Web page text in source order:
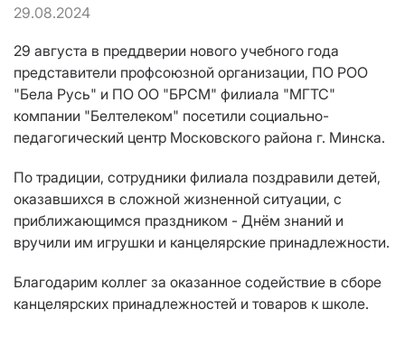
29.08.2024
29 августа в преддверии нового учебного года
представители профсоюзной организации, ПО РОО
"Бела Русь" и ПО ОО "БРСМ" филиала "МГТС"
компании "Белтелеком" посетили социально-
педагогический центр Московского района г. Минска.
По традиции, сотрудники филиала поздравили детей,
оказавшихся в сложной жизненной ситуации, с
приближающимся праздником - Днём знаний и
вручили им игрушки и канцелярские принадлежности.
Благодарим коллег за оказанное содействие в сборе
канцелярских принадлежностей и товаров к школе.